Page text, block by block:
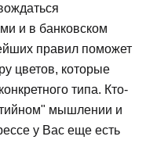
и в банковском
правил поможет
цветов, которые
типа. Кто-
мышлении и
у Вас еще есть